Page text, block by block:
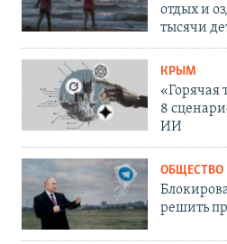
отдых и
тысячи
КРЫМ
«Горячая
8
ИИ
ОБЩЕСТВО
решить